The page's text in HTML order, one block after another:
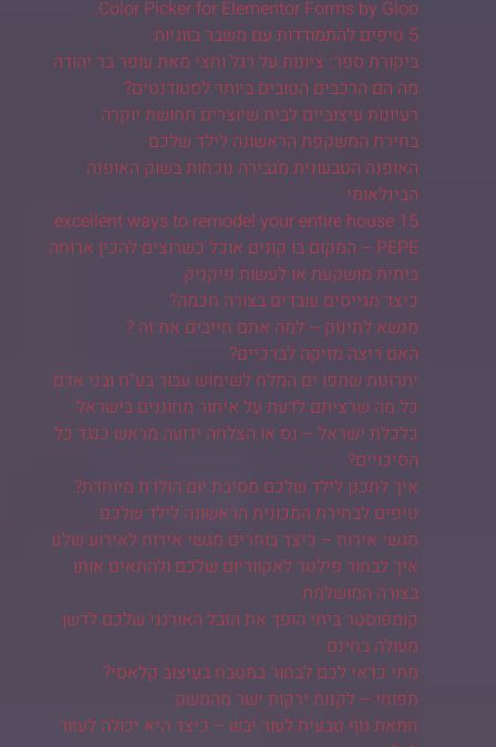
Color Picker for Elementor Forms by Gloo.
5 טיפים להתמודדות עם משבר בזוגיות
ביקורת ספר: ציונות על רגל וחצי מאת עופר בר יהודה
מה הם הרכבים הטובים ביותר לסטודנטים?
רעיונות עיצוביים לבית שיוצרים תחושת יוקרה
בחירת המשקפת הראשונה לילד שלכם
האופנה הטבעונית מגבירה נוכחות בשוק האופנה
הבינלאומי
15 excellent ways to remodel your entire house
PEPE – המקום בו קונים אוכל כשרוצים להכין ארוחה
ביתית מושקעת או לעשות פיקניק
כיצד מגייסים עובדים בצורה חכמה?
מנשא לתינוק – למה אתם חייבים את זה ?
האם ריצה מזיקה לברכיים?
יתרונות שמפו ים המלח לשימוש עבור בע"ח ובני אדם
כל מה שרציתם לדעת על איתור מחוננים בישראל
כלכלת ישראל – נס או הצלחה ידועה מראש כנגד כל
הסיכויים?
איך לתכנן לילד שלכם מסיבת יום הולדת מיוחדת?
טיפים לבחירת המכונית הראשונה לילד שלכם
מגשי אירוח – כיצד בוחרים מגשי אירוח לאירוע שלנו
איך לבחור פילטר לאקווריום שלכם ולהתאים אותו
בצורה המושלמת
קומפוסטר ביתי הופך את הזבל האורגני שלכם לדשן
מעולה בחינם
מתי כדאי לכם לבחור במטבח בעיצוב קלאסי?
תפוחי – לקנות ירקות ישר מהמשק
חמאת גוף טבעית לעור יבש – כיצד היא יכולה לעזור